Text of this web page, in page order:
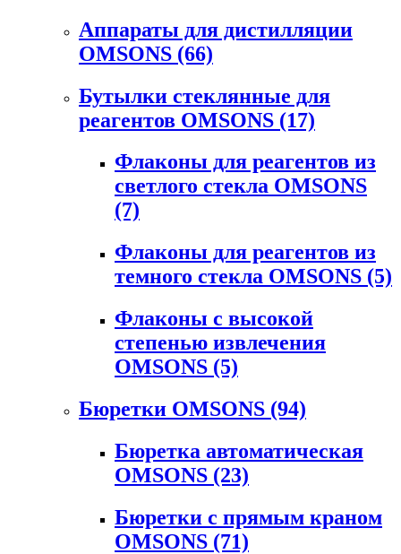
Аппараты для дистилляции
OMSONS (66)
Бутылки стеклянные для
реагентов OMSONS (17)
Флаконы для реагентов из
светлого стекла OMSONS
(7)
Флаконы для реагентов из
темного стекла OMSONS (5)
Флаконы с высокой
степенью извлечения
OMSONS (5)
Бюретки OMSONS (94)
Бюретка автоматическая
OMSONS (23)
Бюретки с прямым краном
OMSONS (71)